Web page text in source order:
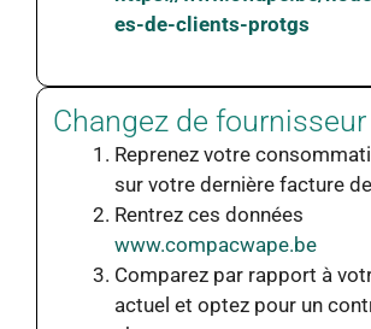
es-de-clients-protgs
Changez de fournisseur
Reprenez votre
sur votre dernière facture
Rentrez ces données
www.compacwape.be
Comparez par rapport à
actuel et optez pour un